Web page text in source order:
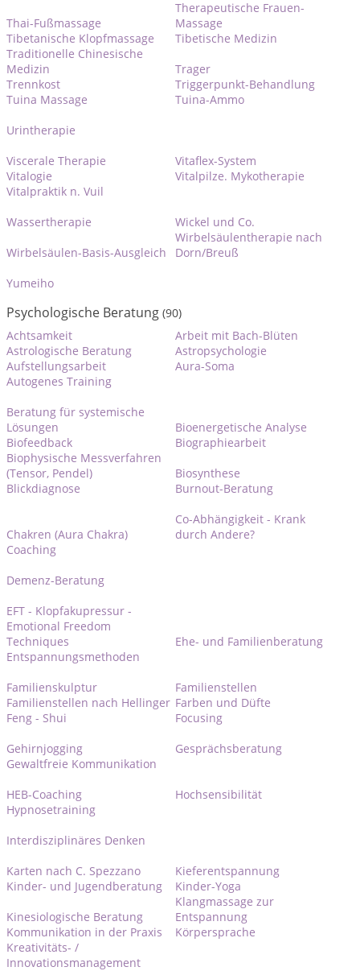
Thai-Fußmassage
Therapeutische Frauen-
Massage
Tibetanische Klopfmassage
Tibetische Medizin
Traditionelle Chinesische
Medizin
Trager
Trennkost
Triggerpunkt-Behandlung
Tuina Massage
Tuina-Ammo
Urintherapie
Viscerale Therapie
Vitaflex-System
Vitalogie
Vitalpilze. Mykotherapie
Vitalpraktik n. Vuil
Wassertherapie
Wickel und Co.
Wirbelsäulen-Basis-Ausgleich
Wirbelsäulentherapie nach
Dorn/Breuß
Yumeiho
Psychologische Beratung (90)
Achtsamkeit
Arbeit mit Bach-Blüten
Astrologische Beratung
Astropsychologie
Aufstellungsarbeit
Aura-Soma
Autogenes Training
Beratung für systemische
Lösungen
Bioenergetische Analyse
Biofeedback
Biographiearbeit
Biophysische Messverfahren
(Tensor, Pendel)
Biosynthese
Blickdiagnose
Burnout-Beratung
Chakren (Aura Chakra)
Co-Abhängigkeit - Krank
durch Andere?
Coaching
Demenz-Beratung
EFT - Klopfakupressur -
Emotional Freedom
Techniques
Ehe- und Familienberatung
Entspannungsmethoden
Familienskulptur
Familienstellen
Familienstellen nach Hellinger Farben und Düfte
Feng - Shui
Focusing
Gehirnjogging
Gesprächsberatung
Gewaltfreie Kommunikation
HEB-Coaching
Hochsensibilität
Hypnosetraining
Interdisziplinäres Denken
Karten nach C. Spezzano
Kieferentspannung
Kinder- und Jugendberatung
Kinder-Yoga
Kinesiologische Beratung
Klangmassage zur
Entspannung
Kommunikation in der Praxis
Körpersprache
Kreativitäts- /
Innovationsmanagement